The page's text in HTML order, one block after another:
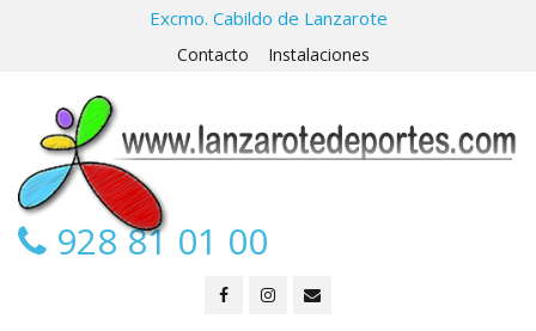
Excmo. Cabildo de Lanzarote
Contacto Instalaciones
928 81 01 00